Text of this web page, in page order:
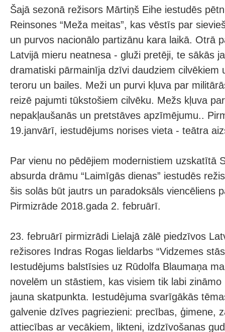
Šajā sezonā režisors Mārtiņš Eihe iestudēs
Reinsones “Meža meitas”, kas vēstīs par
un purvos nacionālo partizānu kara laikā. Otrā
Latvijā mieru neatnesa - gluži pretēji, te sākās
dramatiski pārmainīja dzīvi daudziem cilvēkiem
teroru un bailes. Meži un purvi kļuva par
reizē pajumti tūkstošiem cilvēku. Mežs kļuva
nepakļaušanās un pretstāves apzīmējumu..
19.janvārī, iestudējums norises vieta - teātra
Par vienu no pēdējiem modernistiem uzskatītā
absurda drāmu “Laimīgās dienas” iestudēs
šis solās būt jautrs un paradoksāls viencēliens
Pirmizrāde 2018.gada 2. februārī.
23. februārī pirmizrādi Lielajā zālē piedzīvos
režisores Indras Rogas lieldarbs “Vidzemes
Iestudējums balstīsies uz Rūdolfa Blaumaņa
novelēm un stāstiem, kas visiem tik labi
jauna skatpunkta. Iestudējuma svarīgākās
galvenie dzīves pagriezieni: precības, ģimene,
attiecības ar vecākiem, likteni, izdzīvošanas